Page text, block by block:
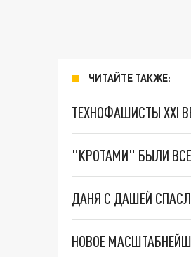
ЧИТАЙТЕ ТАКЖЕ:
ТЕХНОФАШИСТЫ XXI
"КРОТАМИ" БЫЛИ
ДАНЯ С ДАШЕЙ